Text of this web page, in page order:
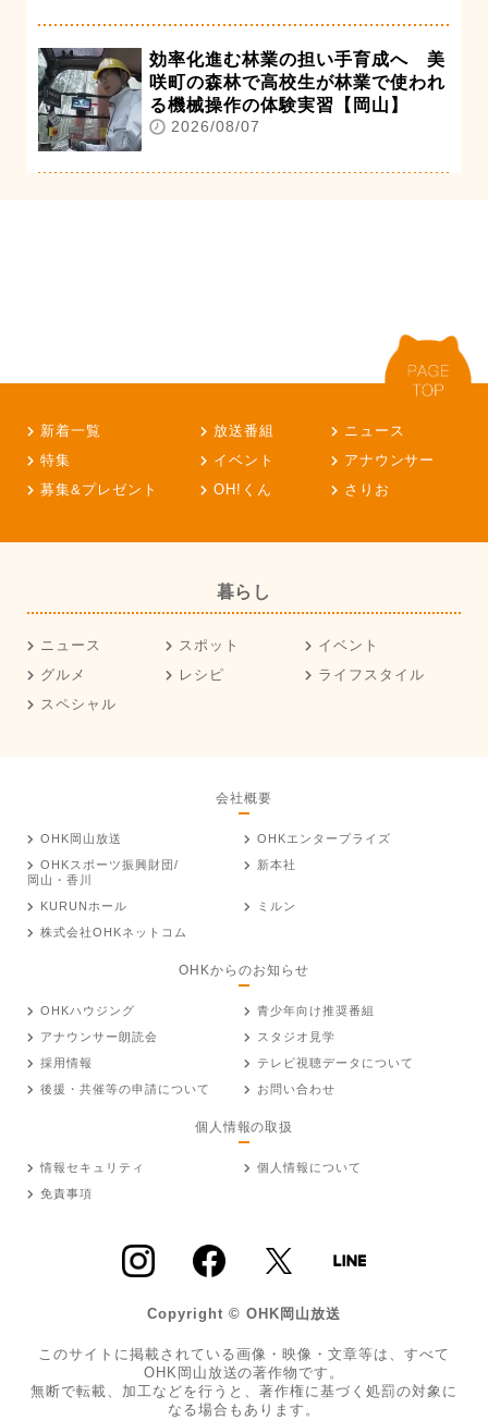
効率化進む林業の担い手育成へ 美
咲町の森林で高校生が林業で使われ
る機械操作の体験実習【岡山】
2026/08/07
新着一覧 放送番組
ニュース
特集
イベント
アナウンサー
募集&プレゼント
OH!くん さりお
暮らし
ニュース スポット
イベント
グルメ
レシピ
ライフスタイル
スペシャル
会社概要
OHK岡山放送
OHKエンタープライズ
OHKスポーツ振興財団/
岡山・香川
新本社
KURUNホール
ミルン
株式会社OHKネットコム
OHKからのお知らせ
OHKハウジング
青少年向け推奨番組
アナウンサー朗読会
スタジオ見学
採用情報
テレビ視聴データについて
後援・共催等の申請について
お問い合わせ
個人情報の取扱
情報セキュリティ
個人情報について
免責事項
Copyright © OHK岡山放送
このサイトに掲載されている画像・映像・文章等は、すべて
OHK岡山放送の著作物です。
無断で転載、加工などを行うと、著作権に基づく処罰の対象に
なる場合もあります。